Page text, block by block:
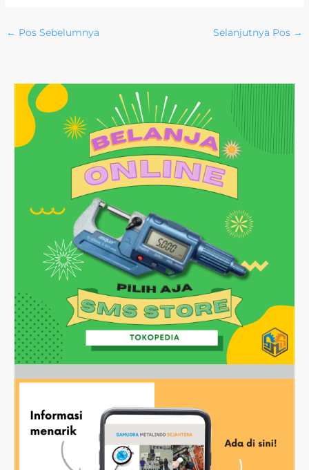
← Pos Sebelumnya Selanjutnya Pos →